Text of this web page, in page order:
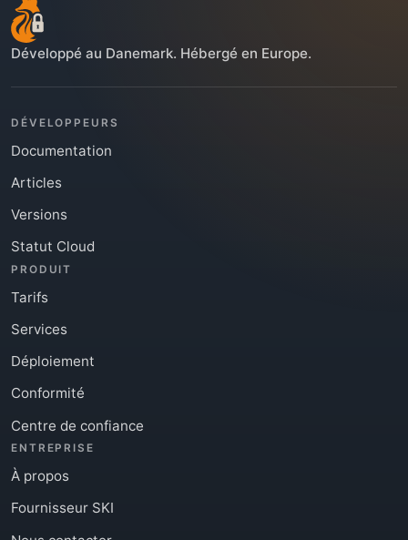
Développé au Danemark. Hébergé en Europe.
DÉVELOPPEURS
Documentation
Articles
Versions
Statut Cloud
PRODUIT
Tarifs
Services
Déploiement
Conformité
Centre de confiance
ENTREPRISE
À propos
Fournisseur SKI